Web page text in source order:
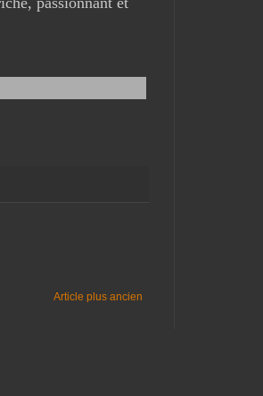
Article plus ancien